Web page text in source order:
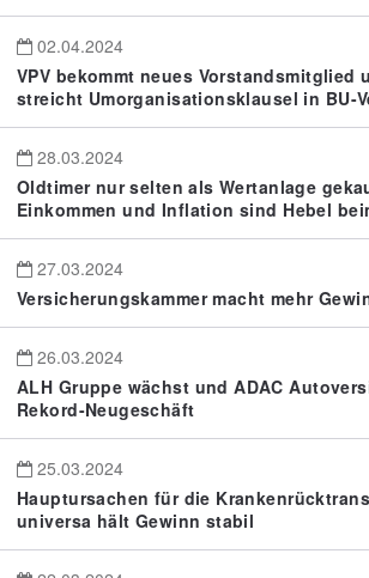
02.04.2024
VPV bekommt neues Vorstandsmitglied
streicht Umorganisationsklausel in BU-
28.03.2024
Oldtimer nur selten als Wertanlage
Einkommen und Inflation sind Hebel
27.03.2024
Versicherungskammer macht mehr
26.03.2024
ALH Gruppe wächst und ADAC
Rekord-Neugeschäft
25.03.2024
Hauptursachen für die
universa hält Gewinn stabil